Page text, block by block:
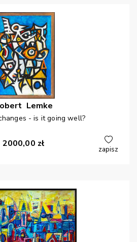
Lemke
- is it going well?
2000,00 zł
zapisz